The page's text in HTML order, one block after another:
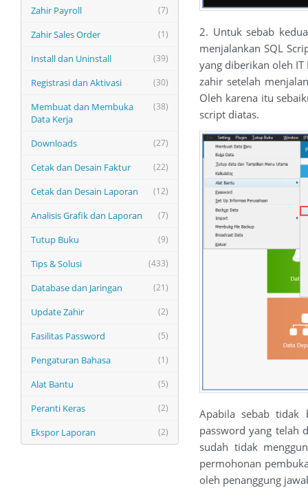
(7)
Zahir Payroll
(1)
Zahir Sales Order
(39)
Install dan Uninstall
(30)
Registrasi dan Aktivasi
(38)
Membuat dan Membuka
Data Kerja
(27)
Downloads
(22)
Cetak dan Desain Faktur
(12)
Cetak dan Desain Laporan
(7)
Analisis Grafik dan Laporan
(9)
Tutup Buku
(433)
Tips & Solusi
(21)
Database dan Jaringan
(2)
Update Zahir
(5)
Fasilitas Password
(1)
Pengaturan Bahasa
(5)
Alat Bantu
(2)
Peranti Keras
(2)
Ekspor Laporan
2. Untuk sebab
menjalankan SQL
yang diberikan oleh
zahir setelah
Oleh karena itu
script diatas.
Apabila sebab tidak
password yang telah
sudah tidak
permohonan
oleh penanggung